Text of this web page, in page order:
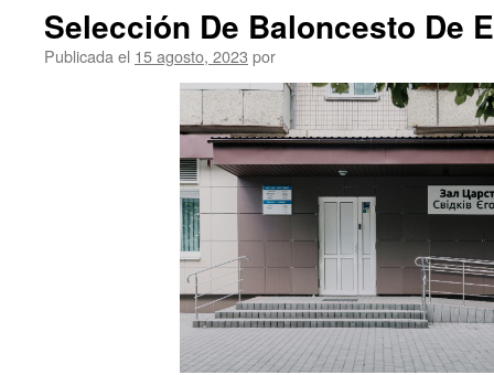
Selección De Baloncesto De
Publicada el 15 agosto, 2023 por